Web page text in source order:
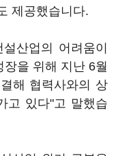
제공했습니다.
산업의 어려움이
을 위해 지난 6월
해 협력사와의 상
고 있다"고 말했습